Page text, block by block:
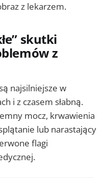
z lekarzem.
skutki
z
najsilniejsze w
i z czasem słabną.
mocz, krwawienia
lub narastający
flagi